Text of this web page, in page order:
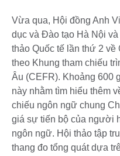
Vừa qua, Hội đồng Anh
dục và Đào tạo Hà Nội
thảo Quốc tế lần thứ 2 về
theo Khung tham chiếu
Âu (CEFR). Khoảng 600
này nhằm tìm hiểu thêm
chiếu ngôn ngữ chung
giá sự tiến bộ của người
ngôn ngữ. Hội thảo tập
thang đo tổng quát dựa